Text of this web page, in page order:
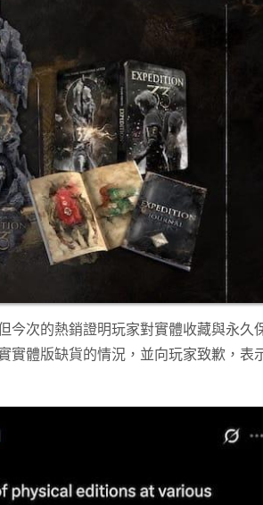
今次的熱銷證明玩家對實體收藏與永久
實體版缺貨的情況，並向玩家致歉，表